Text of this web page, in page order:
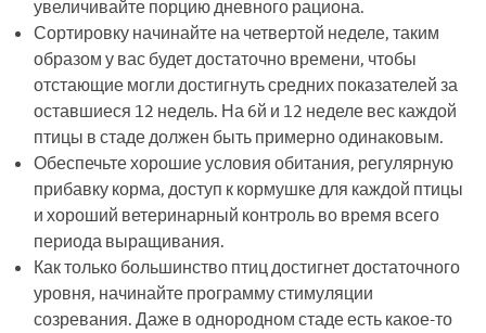
увеличивайте порцию дневного рациона.
Сортировку начинайте на четвертой неделе, таким
образом у вас будет достаточно времени, чтобы
отстающие могли достигнуть средних показателей за
оставшиеся 12 недель. На 6й и 12 неделе вес каждой
птицы в стаде должен быть примерно одинаковым.
Обеспечьте хорошие условия обитания, регулярную
прибавку корма, доступ к кормушке для каждой птицы
и хороший ветеринарный контроль во время всего
периода выращивания.
Как только большинство птиц достигнет достаточного
уровня, начинайте программу стимуляции
созревания. Даже в однородном стаде есть какое-то